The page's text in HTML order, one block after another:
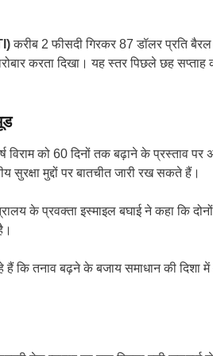
करीब 2 फीसदी गिरकर 87 डॉलर प्रति
करता दिखा। यह स्तर पिछले छह सप्ताह
विराम को 60 दिनों तक बढ़ाने के प्रस्ताव पर
सुरक्षा मुद्दों पर बातचीत जारी रख सकते हैं।
के प्रवक्ता इस्माइल बघाई ने कहा कि
हैं कि तनाव बढ़ने के बजाय समाधान की दिशा